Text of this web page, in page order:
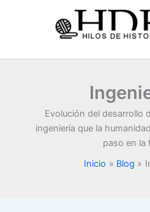
Evolución del desarrollo
ingeniería que la
paso en la
Inicio
Blog